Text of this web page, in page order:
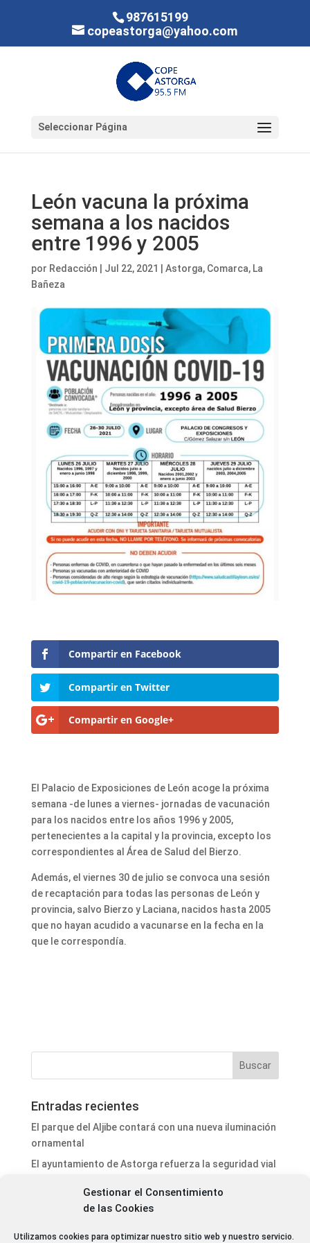
Gestionar el Consentimiento
de las Cookies
Utilizamos cookies para optimizar nuestro sitio web y nuestro servicio.
987615199
copeastorga@yahoo.com
Seleccionar Página
León vacuna la próxima
semana a los nacidos
entre 1996 y 2005
por Redacción Jul 22, 2021 Astorga, Comarca, La
Bañeza
Compartir en Facebook
Compartir en Twitter
Compartir en Google+
El Palacio de Exposiciones de León acoge la próxima
semana -de lunes a viernes- jornadas de vacunación
para los nacidos entre los años 1996 y 2005,
pertenecientes a la capital y la provincia, excepto los
correspondientes al Área de Salud del Bierzo.
Además, el viernes 30 de julio se convoca una sesión
de recaptación para todas las personas de León y
provincia, salvo Bierzo y Laciana, nacidos hasta 2005
que no hayan acudido a vacunarse en la fecha en la
que le correspondía.
Entradas recientes
El parque del Aljibe contará con una nueva iluminación
ornamental
El ayuntamiento de Astorga refuerza la seguridad vial
de mantenimiento urbano
Amigos Mayores de la Catedral 2026